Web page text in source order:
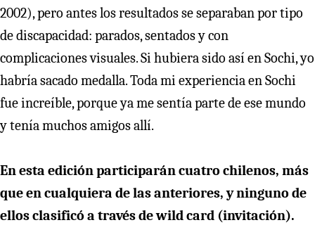
2002), pero antes los resultados se separaban por tipo
de discapacidad: parados, sentados y con
complicaciones visuales. Si hubiera sido así en Sochi, yo
habría sacado medalla. Toda mi experiencia en Sochi
fue increíble, porque ya me sentía parte de ese mundo
y tenía muchos amigos allí.
En esta edición participarán cuatro chilenos, más
que en cualquiera de las anteriores, y ninguno de
ellos clasificó a través de wild card (invitación).